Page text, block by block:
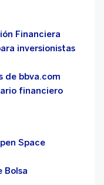
Financiera
inversionistas
de bbva.com
financiero
Space
Bolsa